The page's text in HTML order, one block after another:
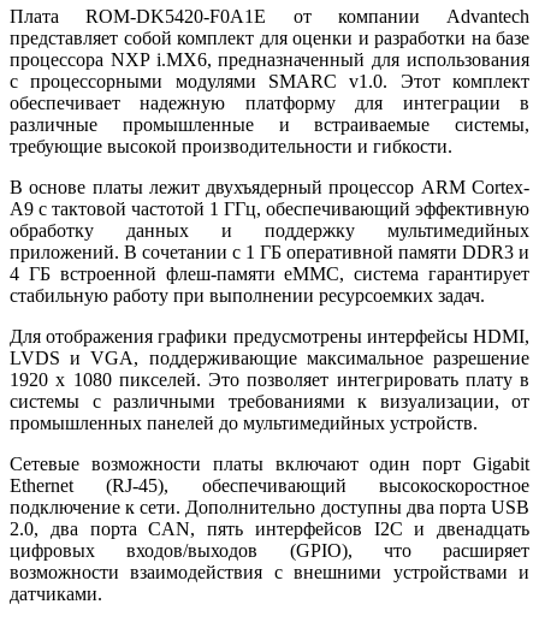
Плата ROM-DK5420-F0A1E от компании Advantech
представляет собой комплект для оценки и разработки на базе
процессора NXP i.MX6, предназначенный для использования
с процессорными модулями SMARC v1.0. Этот комплект
обеспечивает надежную платформу для интеграции в
различные промышленные и встраиваемые системы,
требующие высокой производительности и гибкости.
В основе платы лежит двухъядерный процессор ARM Cortex-
A9 с тактовой частотой 1 ГГц, обеспечивающий эффективную
обработку данных и поддержку мультимедийных
приложений. В сочетании с 1 ГБ оперативной памяти DDR3 и
4 ГБ встроенной флеш-памяти eMMC, система гарантирует
стабильную работу при выполнении ресурсоемких задач.
Для отображения графики предусмотрены интерфейсы HDMI,
LVDS и VGA, поддерживающие максимальное разрешение
1920 x 1080 пикселей. Это позволяет интегрировать плату в
системы с различными требованиями к визуализации, от
промышленных панелей до мультимедийных устройств.
Сетевые возможности платы включают один порт Gigabit
Ethernet (RJ-45), обеспечивающий высокоскоростное
подключение к сети. Дополнительно доступны два порта USB
2.0, два порта CAN, пять интерфейсов I2C и двенадцать
цифровых входов/выходов (GPIO), что расширяет
возможности взаимодействия с внешними устройствами и
датчиками.